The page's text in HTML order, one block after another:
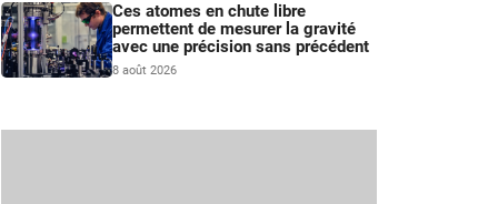
Ces atomes en chute libre
permettent de mesurer la gravité
avec une précision sans précédent
8 août 2026